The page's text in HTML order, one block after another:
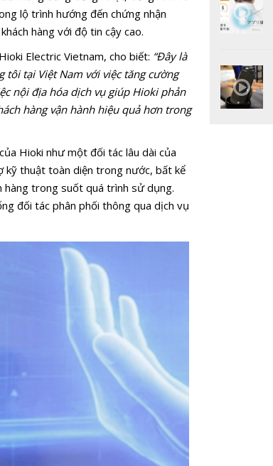
lộ trình hướng đến chứng nhận
hàng với độ tin cậy cao.
Electric Vietnam, cho biết: “Đây là
tại Việt Nam với việc tăng cường
nội địa hóa dịch vụ giúp Hioki phản
hàng vận hành hiệu quả hơn trong
Hioki như một đối tác lâu dài của
kỹ thuật toàn diện trong nước, bất kể
hàng trong suốt quá trình sử dụng.
đối tác phân phối thông qua dịch vụ